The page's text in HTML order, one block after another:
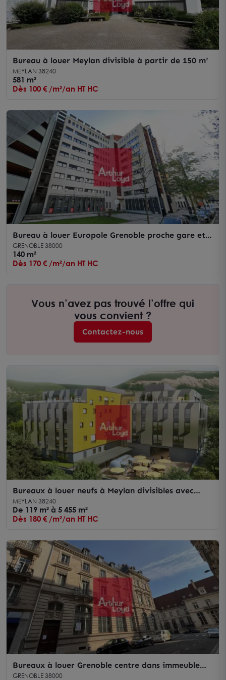
Bureau à louer Meylan divisible à partir de 150 m²
MEYLAN 38240
581 m²
Dès 100 € /m²/an HT HC
Bureau à louer Europole Grenoble proche gare et
services variés
GRENOBLE 38000
140 m²
Dès 170 € /m²/an HT HC
Vous n’avez pas trouvé l’offre qui
vous convient ?
Contactez-nous
Bureaux à louer neufs à Meylan divisibles avec
grande terrasse
MEYLAN 38240
De 119 m² à 5 455 m²
Dès 180 € /m²/an HT HC
Bureaux à louer Grenoble centre dans immeuble
haussmannien avec parquet
GRENOBLE 38000